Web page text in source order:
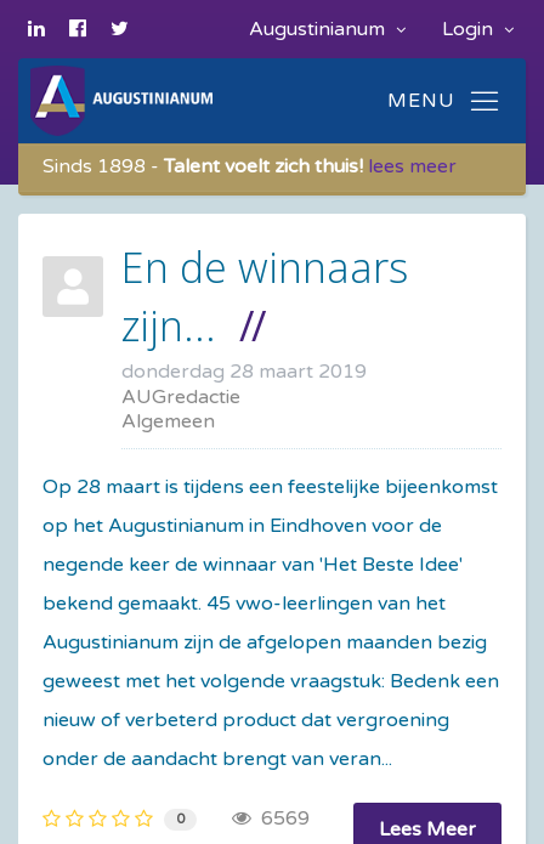
Login
Augustinianum
Sinds 1898 -Talent voelt zich thuis! lees meer
En de winnaars
zijn...
donderdag 28 maart 2019
AUGredactie
Algemeen
Op 28 maart is tijdens een feestelijke bijeenkomst
op het Augustinianum in Eindhoven voor de
negende keer de winnaar van 'Het Beste Idee'
bekend gemaakt. 45 vwo-leerlingen van het
Augustinianum zijn de afgelopen maanden bezig
geweest met het volgende vraagstuk: Bedenk een
nieuw of verbeterd product dat vergroening
onder de aandacht brengt van veran...
Lees Meer
0
6569